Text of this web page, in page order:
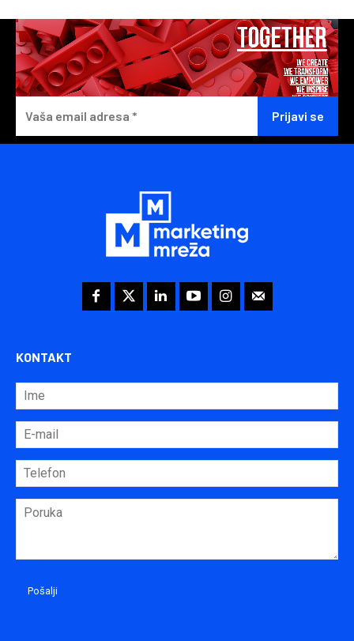
KONTAKT